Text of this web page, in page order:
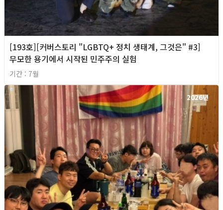
[193호][커버스토리 "LGBTQ+ 정치 생태계, 그것은" #3]
무모한 용기에서 시작된 민주주의 실험
기간 : 7월
2026년